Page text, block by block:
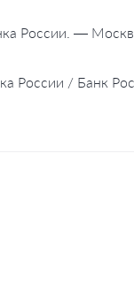
России. —
России / Банк